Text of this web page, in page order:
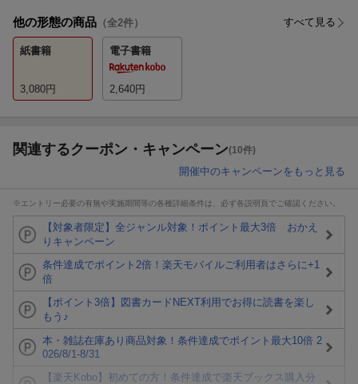
他の形態の商品 （全2件） すべて見る
紙書籍
3,080円
電子書籍
2,640円
関連するクーポン・キャンペーン(10件)
開催中のキャンペーンをもっと見る
※エントリー必要の有無や実施期間等の各種詳細条件は、必ず各説明頁でご確認ください。
【対象者限定】全ジャンル対象！ポイント最大3倍 おかえ
りキャンペーン
条件達成でポイント2倍！楽天モバイルご利用者はさらに+1
倍
【ポイント3倍】図書カードNEXT利用でお得に読書を楽し
もう♪
本・雑誌在庫あり商品対象！条件達成でポイント最大10倍 2
026/8/1-8/31
【楽天Kobo】初めての方！条件達成で楽天ブックス購入分